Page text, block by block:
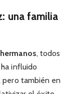
una familia
, todos
influido
pero también en